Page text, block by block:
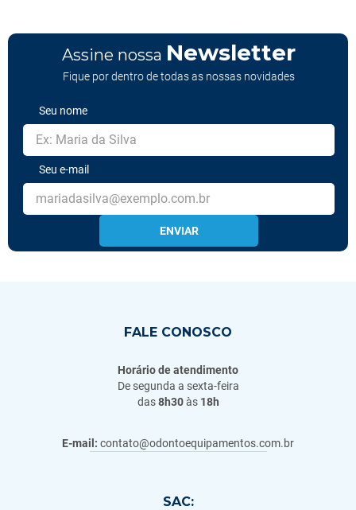
Assine nossa Newsletter
Fique por dentro de todas as nossas novidades
Seu nome
Seu e-mail
ENVIAR
FALE CONOSCO
Horário de atendimento
De segunda a sexta-feira
das8h30às 18h
E-mail: contato@odontoequipamentos.com.br
SAC: